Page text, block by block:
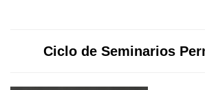
Ciclo de Seminarios